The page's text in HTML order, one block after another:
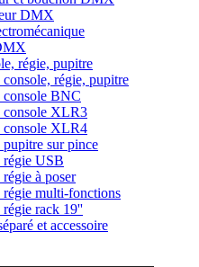
DMX
régie, pupitre
régie, pupitre
console BNC
console XLR3
console XLR4
pupitre sur pince
régie USB
à poser
régie multi-fonctions
régie rack 19''
et accessoire